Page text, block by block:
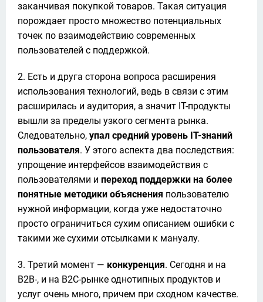
заканчивая покупкой товаров. Такая ситуация
порождает просто множество потенциальных
точек по взаимодействию современных
пользователей с поддержкой.
Есть и друга сторона вопроса расширения
использования технологий, ведь в связи с этим
расширилась и аудитория, а значит IT-продукты
вышли за пределы узкого сегмента рынка.
Следовательно, упал средний уровень IT-знаний
пользователя. У этого аспекта два последствия:
упрощение интерфейсов взаимодействия с
пользователями и переход поддержки на более
понятные методики объяснения пользователю
нужной информации, когда уже недостаточно
просто ограничиться сухим описанием ошибки с
такими же сухими отсылками к мануалу.
Третий момент — конкуренция. Сегодня и на
B2B-, и на B2C-рынке однотипных продуктов и
услуг очень много, причем при сходном качестве.